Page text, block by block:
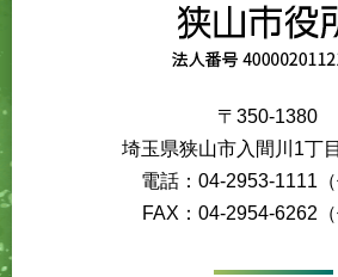
〒350-1380
埼玉県狭山市入間川1丁
電話：04-2953-1111（
FAX：04-2954-6262（